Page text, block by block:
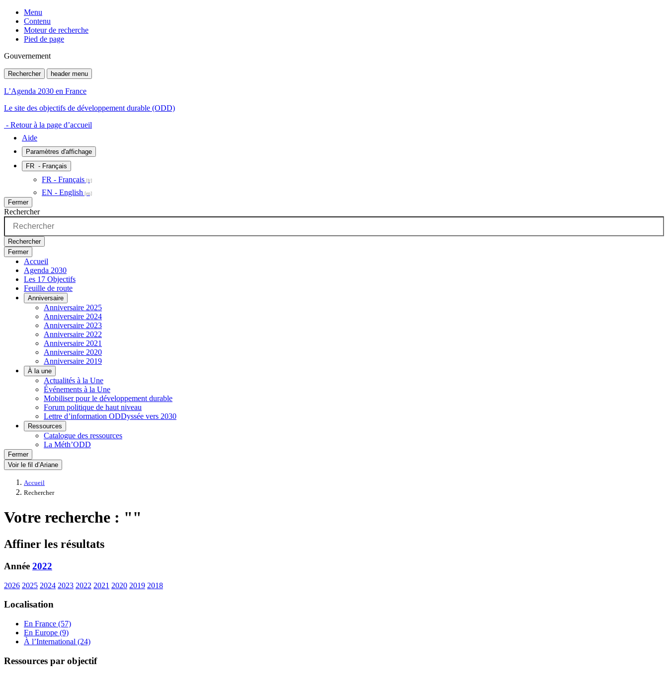
Menu
Contenu
Moteur de recherche
Pied de page
Gouvernement
Rechercher header menu
L’Agenda 2030 en France
Le site des objectifs de développement durable (ODD)
- Retour à la page d’accueil
Aide
Paramètres d'affichage
FR - Français
FR - Français
EN - English
Fermer
Rechercher
Rechercher
Fermer
Accueil
Agenda 2030
Les 17 Objectifs
Feuille de route
Anniversaire
Anniversaire 2025
Anniversaire 2024
Anniversaire 2023
Anniversaire 2022
Anniversaire 2021
Anniversaire 2020
Anniversaire 2019
À la une
Actualités à la Une
Événements à la Une
Mobiliser pour le développement durable
Forum politique de haut niveau
Lettre d’information ODDyssée vers 2030
Ressources
Catalogue des ressources
La Méth’ODD
Fermer
Voir le fil d’Ariane
Accueil
Rechercher
Votre recherche : ""
Affiner les résultats
Année 2022
2026 2025 2024 2023 2022 2021 2020 2019 2018
Localisation
En France (57)
En Europe (9)
À l’International (24)
Ressources par objectif